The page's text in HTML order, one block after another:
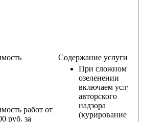
Содержание услуги
работ от
руб. за
При сложном
озеленении
включаем услугу
авторского
надзора
(курирование